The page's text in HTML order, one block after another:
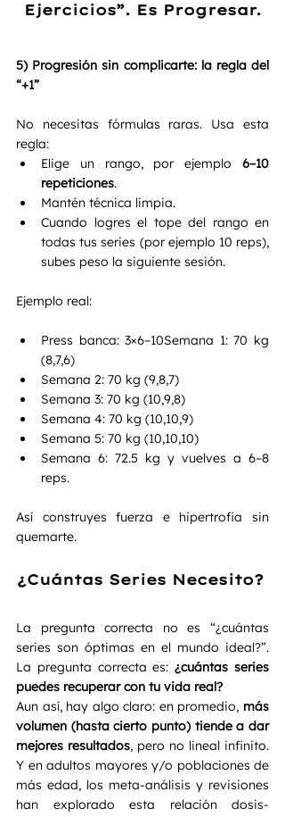
Ejercicios”. Es Progresar.
5) Progresión sin complicarte: la regla del
“+1”
No necesitas fórmulas raras. Usa esta
regla:
Elige un rango, por ejemplo 6–10
repeticiones.
Mantén técnica limpia.
Cuando logres el tope del rango en
todas tus series (por ejemplo 10 reps),
subes peso la siguiente sesión.
Ejemplo real:
Press banca: 3×6–10Semana 1: 70 kg
(8,7,6)
Semana 2: 70 kg (9,8,7)
Semana 3: 70 kg (10,9,8)
Semana 4: 70 kg (10,10,9)
Semana 5: 70 kg (10,10,10)
Semana 6: 72.5 kg y vuelves a 6–8
reps.
Así construyes fuerza e hipertrofia sin
quemarte.
¿Cuántas Series Necesito?
La pregunta correcta no es “¿cuántas
series son óptimas en el mundo ideal?”.
La pregunta correcta es: ¿cuántas series
puedes recuperar con tu vida real?
Aun así, hay algo claro: en promedio, más
volumen (hasta cierto punto) tiende a dar
mejores resultados, pero no lineal infinito.
Y en adultos mayores y/o poblaciones de
más edad, los meta-análisis y revisiones
han explorado esta relación dosis-